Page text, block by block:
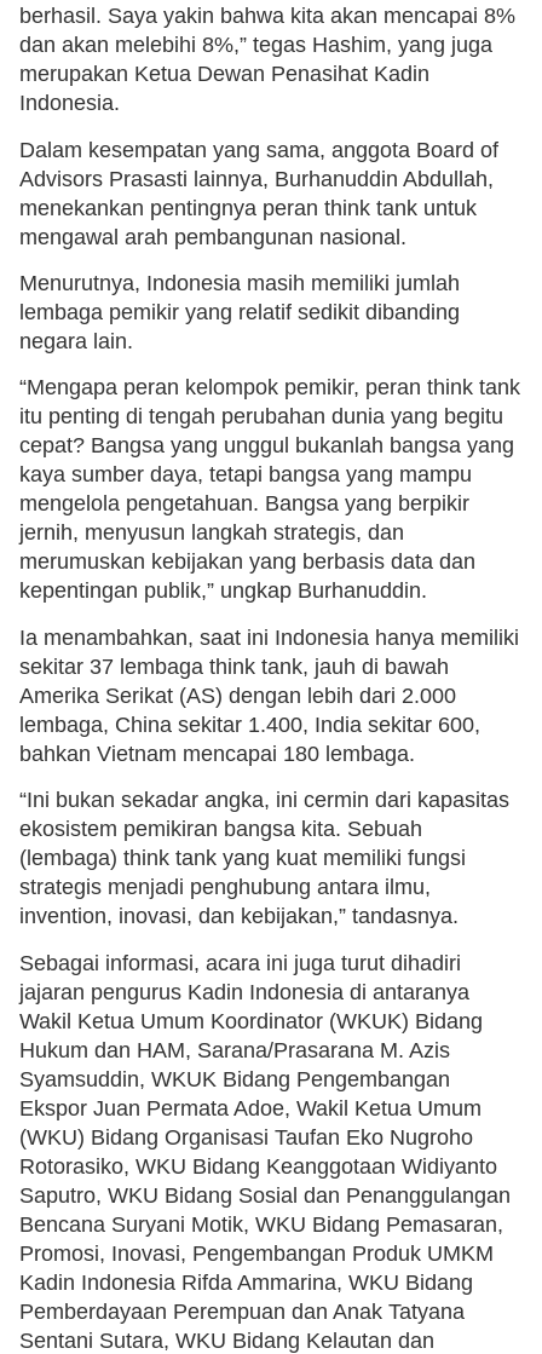
berhasil. Saya yakin bahwa kita akan mencapai 8%
dan akan melebihi 8%,” tegas Hashim, yang juga
merupakan Ketua Dewan Penasihat Kadin
Indonesia.
Dalam kesempatan yang sama, anggota Board of
Advisors Prasasti lainnya, Burhanuddin Abdullah,
menekankan pentingnya peran think tank untuk
mengawal arah pembangunan nasional.
Menurutnya, Indonesia masih memiliki jumlah
lembaga pemikir yang relatif sedikit dibanding
negara lain.
“Mengapa peran kelompok pemikir, peran think tank
itu penting di tengah perubahan dunia yang begitu
cepat? Bangsa yang unggul bukanlah bangsa yang
kaya sumber daya, tetapi bangsa yang mampu
mengelola pengetahuan. Bangsa yang berpikir
jernih, menyusun langkah strategis, dan
merumuskan kebijakan yang berbasis data dan
kepentingan publik,” ungkap Burhanuddin.
Ia menambahkan, saat ini Indonesia hanya memiliki
sekitar 37 lembaga think tank, jauh di bawah
Amerika Serikat (AS) dengan lebih dari 2.000
lembaga, China sekitar 1.400, India sekitar 600,
bahkan Vietnam mencapai 180 lembaga.
“Ini bukan sekadar angka, ini cermin dari kapasitas
ekosistem pemikiran bangsa kita. Sebuah
(lembaga) think tank yang kuat memiliki fungsi
strategis menjadi penghubung antara ilmu,
invention, inovasi, dan kebijakan,” tandasnya.
Sebagai informasi, acara ini juga turut dihadiri
jajaran pengurus Kadin Indonesia di antaranya
Wakil Ketua Umum Koordinator (WKUK) Bidang
Hukum dan HAM, Sarana/Prasarana M. Azis
Syamsuddin, WKUK Bidang Pengembangan
Ekspor Juan Permata Adoe, Wakil Ketua Umum
(WKU) Bidang Organisasi Taufan Eko Nugroho
Rotorasiko, WKU Bidang Keanggotaan Widiyanto
Saputro, WKU Bidang Sosial dan Penanggulangan
Bencana Suryani Motik, WKU Bidang Pemasaran,
Promosi, Inovasi, Pengembangan Produk UMKM
Kadin Indonesia Rifda Ammarina, WKU Bidang
Pemberdayaan Perempuan dan Anak Tatyana
Sentani Sutara, WKU Bidang Kelautan dan